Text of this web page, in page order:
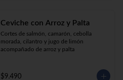
Ceviche con Arroz y Palta
Cortes de salmón, camarón, cebolla
morada, cilantro y jugo de limón
acompañado de arroz y palta
$9.490